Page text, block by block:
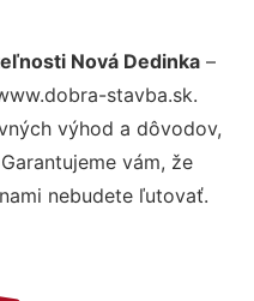
Nová Dedinka–
stavba.sk.
výhod a dôvodov,
vám, že
nebudete ľutovať.